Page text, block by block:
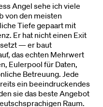
Angel sehe ich viele
von den meisten
Tiefe gepaart mit
Er hat nicht einen Exit
— er baut
das echten Mehrwert
Eulerpool für Daten,
Betreuung. Jede
ein beeindruckendes
sie das beste Angebot
Raum.